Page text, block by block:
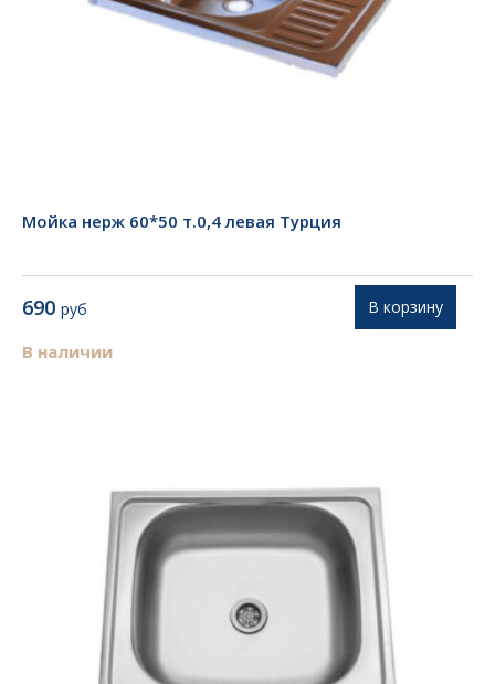
Мойка нерж 60*50 т.0,4 левая Турция
690 руб
В наличии
В корзину